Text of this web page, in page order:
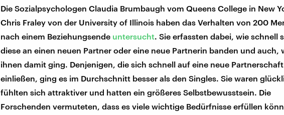
Die Sozialpsychologen Claudia Brumbaugh vom Queens College in New
Chris Fraley von der University of Illinois haben das Verhalten von 200
nach einem Beziehungsende untersucht. Sie erfassten dabei, wie schnell
diese an einen neuen Partner oder eine neue Partnerin banden und auch,
ihnen damit ging. Denjenigen, die sich schnell auf eine neue Partnerschaft
einließen, ging es im Durchschnitt besser als den Singles. Sie waren
fühlten sich attraktiver und hatten ein größeres Selbstbewusstsein. Die
Forschenden vermuteten, dass es viele wichtige Bedürfnisse erfüllen